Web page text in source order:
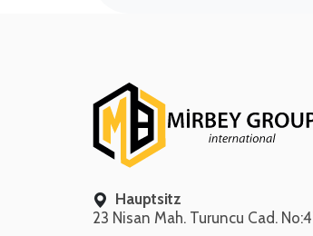
Hauptsitz
23 Nisan Mah. Turuncu Cad.